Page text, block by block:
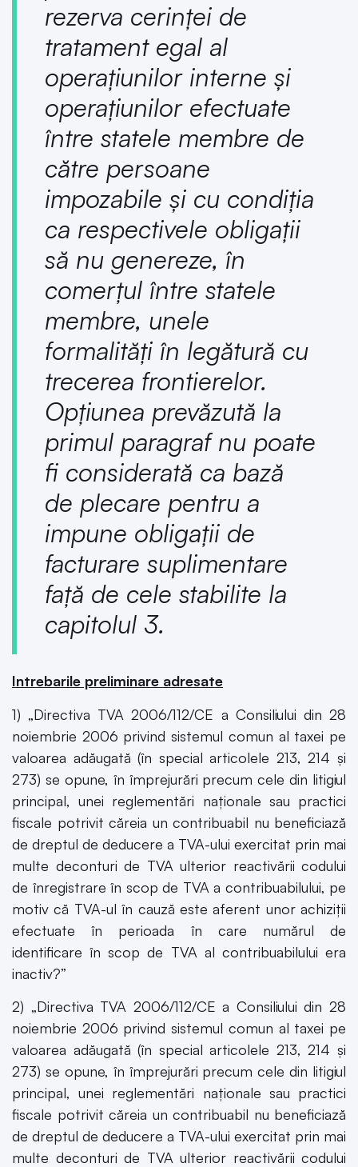
rezerva cerinței de
tratament egal al
operațiunilor interne și
operațiunilor efectuate
între statele membre de
către persoane
impozabile și cu condiția
ca respectivele obligații
să nu genereze, în
comerțul între statele
membre, unele
formalități în legătură cu
trecerea frontierelor.
Opțiunea prevăzută la
primul paragraf nu poate
fi considerată ca bază
de plecare pentru a
impune obligații de
facturare suplimentare
față de cele stabilite la
capitolul 3.
Intrebarile preliminare adresate
1) „Directiva TVA 2006/112/CE a Consiliului din 28
noiembrie 2006 privind sistemul comun al taxei pe
valoarea adăugată (în special articolele 213, 214 și
273) se opune, în împrejurări precum cele din litigiul
principal, unei reglementări naționale sau practici
fiscale potrivit căreia un contribuabil nu beneficiază
de dreptul de deducere a TVA-ului exercitat prin mai
multe deconturi de TVA ulterior reactivării codului
de înregistrare în scop de TVA a contribuabilului, pe
motiv că TVA-ul în cauză este aferent unor achiziții
efectuate în perioada în care numărul de
identificare în scop de TVA al contribuabilului era
inactiv?”
2) „Directiva TVA 2006/112/CE a Consiliului din 28
noiembrie 2006 privind sistemul comun al taxei pe
valoarea adăugată (în special articolele 213, 214 și
273) se opune, în împrejurări precum cele din litigiul
principal, unei reglementări naționale sau practici
fiscale potrivit căreia un contribuabil nu beneficiază
de dreptul de deducere a TVA-ului exercitat prin mai
multe deconturi de TVA ulterior reactivării codului